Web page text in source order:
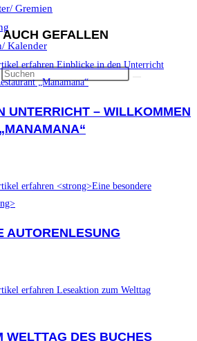
Gremien
Kalender
GEFALLEN
UNTERRICHT – WILLKOMMEN
AUTORENLESUNG
WELTTAG DES BUCHES